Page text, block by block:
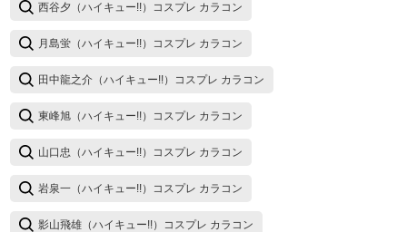
西谷夕（ハイキュー!!）コスプレ カラコン
月島蛍（ハイキュー!!）コスプレ カラコン
田中龍之介（ハイキュー!!）コスプレ カラコン
東峰旭（ハイキュー!!）コスプレ カラコン
山口忠（ハイキュー!!）コスプレ カラコン
岩泉一（ハイキュー!!）コスプレ カラコン
影山飛雄（ハイキュー!!）コスプレ カラコン